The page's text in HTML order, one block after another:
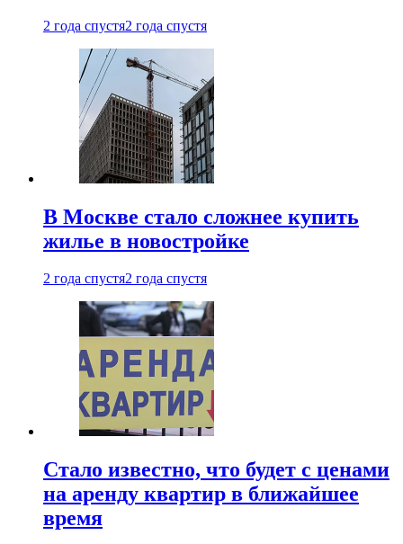
2 года спустя2 года спустя
В Москве стало сложнее купить
жилье в новостройке
2 года спустя2 года спустя
Стало известно, что будет с ценами
на аренду квартир в ближайшее
время